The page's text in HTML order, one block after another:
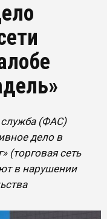
(ФАС)
дело в
(торговая сеть
в нарушении